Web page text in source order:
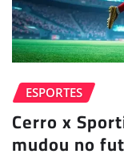
ESPORTES
Cerro x
mudou no